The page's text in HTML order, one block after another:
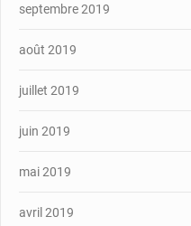
septembre 2019
août 2019
juillet 2019
juin 2019
mai 2019
avril 2019